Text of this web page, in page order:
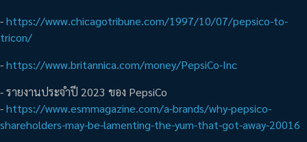
-https://www.chicagotribune.com/1997/10/07/pepsico-to-
tricon/
-https://www.britannica.com/money/PepsiCo-Inc
- รายงานประจำปี 2023 ของ PepsiCo
-https://www.esmmagazine.com/a-brands/why-pepsico-
shareholders-may-be-lamenting-the-yum-that-got-away-20016